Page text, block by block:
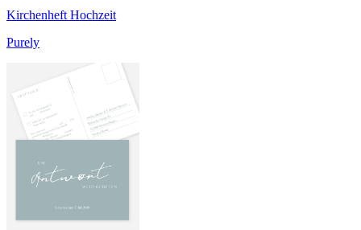
Kirchenheft Hochzeit
Purely